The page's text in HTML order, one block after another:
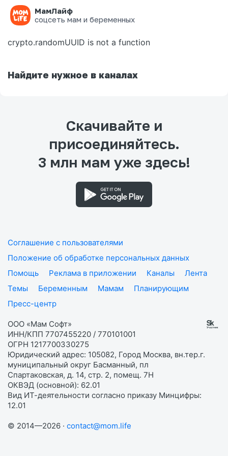
МамЛайф
соцсеть мам и беременных
Ошибка на странице
crypto.randomUUID is not a function
Найдите нужное в каналах
Скачивайте и
присоединяйтесь.
3 млн мам уже здесь!
Соглашение с пользователями
Положение об обработке персональных данных
Помощь
Реклама в приложении Каналы
Лента
Темы
Беременным Мамам
Планирующим
Пресс-центр
ООО «Мам Софт»
ИНН/КПП 7707455220 / 770101001
ОГРН 1217700330275
Юридический адрес: 105082, Город Москва, вн.тер.г.
муниципальный округ Басманный, пл
Спартаковская, д. 14, стр. 2, помещ. 7Н
ОКВЭД (основной): 62.01
Вид ИТ-деятельности согласно приказу Минцифры:
12.01
© 2014—2026 · contact@mom.life